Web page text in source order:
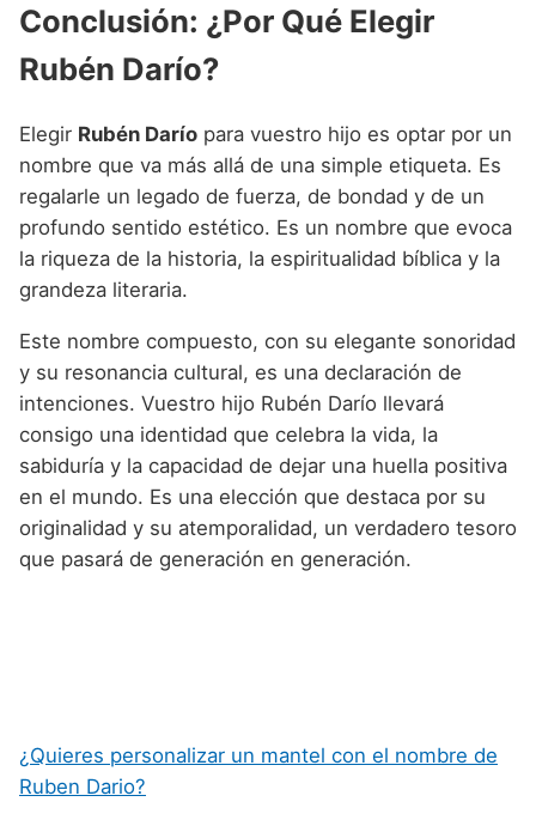
Conclusión: ¿Por Qué Elegir
Rubén Darío?
Elegir Rubén Darío para vuestro hijo es optar por un
nombre que va más allá de una simple etiqueta. Es
regalarle un legado de fuerza, de bondad y de un
profundo sentido estético. Es un nombre que evoca
la riqueza de la historia, la espiritualidad bíblica y la
grandeza literaria.
Este nombre compuesto, con su elegante sonoridad
y su resonancia cultural, es una declaración de
intenciones. Vuestro hijo Rubén Darío llevará
consigo una identidad que celebra la vida, la
sabiduría y la capacidad de dejar una huella positiva
en el mundo. Es una elección que destaca por su
originalidad y su atemporalidad, un verdadero tesoro
que pasará de generación en generación.
¿Quieres personalizar un mantel con el nombre de
Ruben Dario?